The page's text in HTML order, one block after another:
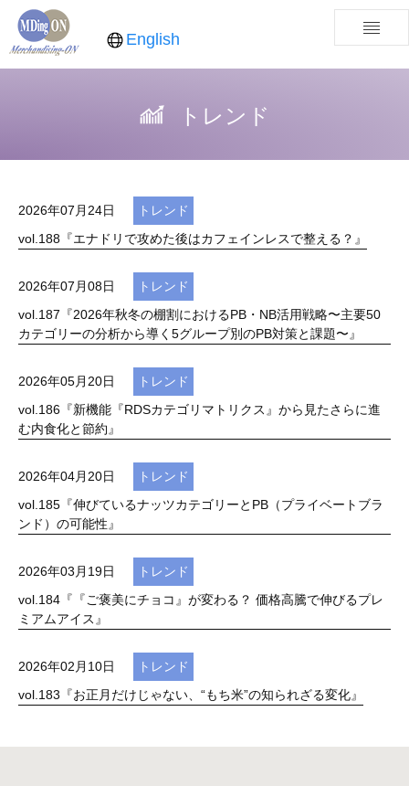
English
トレンド
2026年07月24日
トレンド
vol.188『エナドリで攻めた後はカフェインレスで整える？』
2026年07月08日
トレンド
vol.187『2026年秋冬の棚割におけるPB・NB活用戦略〜主要50
カテゴリーの分析から導く5グループ別のPB対策と課題〜』
2026年05月20日
トレンド
vol.186『新機能『RDSカテゴリマトリクス』から見たさらに進
む内食化と節約』
2026年04月20日
トレンド
vol.185『伸びているナッツカテゴリーとPB（プライベートブラ
ンド）の可能性』
2026年03月19日
トレンド
vol.184『『ご褒美にチョコ』が変わる？ 価格高騰で伸びるプレ
ミアムアイス』
2026年02月10日
トレンド
vol.183『お正月だけじゃない、“もち米”の知られざる変化』